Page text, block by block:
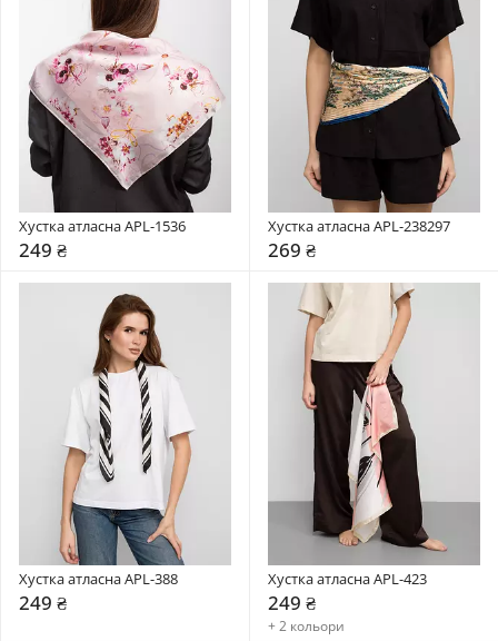
Хустка атласна APL-1536
249 ₴
Хустка атласна APL-238297
269 ₴
Хустка атласна APL-388
249 ₴
Хустка атласна APL-423
249 ₴
+ 2 кольори